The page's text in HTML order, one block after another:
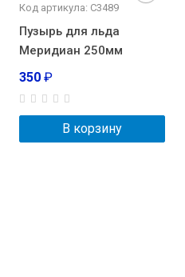
Код артикула: С3489
Пузырь для льда
Меридиан 250мм
350 ₽
В корзину